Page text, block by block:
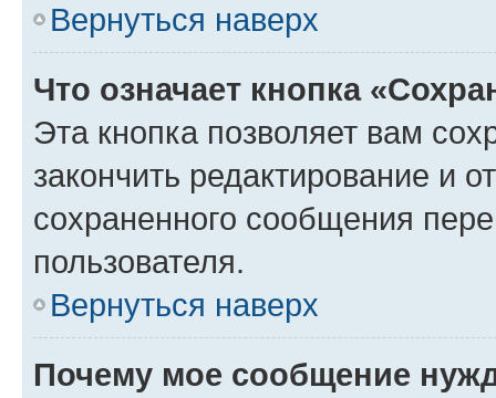
Вернуться наверх
Что означает кнопка
Эта кнопка позволяет вам
закончить редактирование и
сохраненного сообщения
пользователя.
Вернуться наверх
Почему мое сообщение